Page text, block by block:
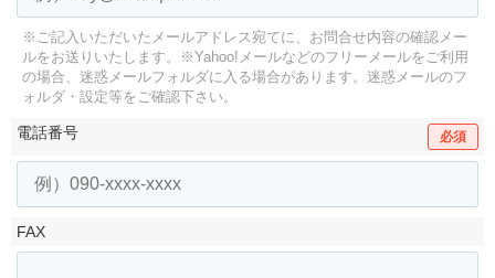
※ご記入いただいたメールアドレス宛てに、お問合せ内容の確認メー
ルをお送りいたします。
※Yahoo!メールなどのフリーメールをご利用
の場合、迷惑メールフォルダに入る場合があります。 迷惑メールのフ
ォルダ・設定等をご確認下さい。
電話番号 必須
FAX